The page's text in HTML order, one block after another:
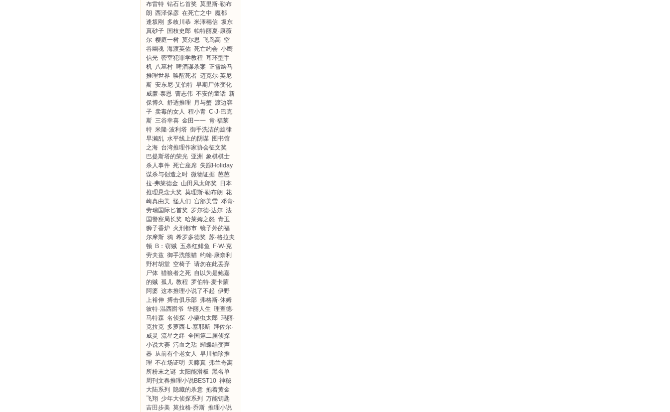
布雷特 钻石匕首奖 莫里斯·勒布
朗 西泽保彦 在死亡之中 魔都
逢坂刚
多岐川恭 米澤穗信 坂东
真砂子 国枝史郎 帕特丽夏·康薇
尔 樱庭一树 莫尔思 飞鸟高 空
谷幽魂 海渡英佑 死亡约会 小鹰
信光 密室犯罪学教程 耳环型手
机 八墓村 啤酒谋杀案 正雪绘马
推理世界 唤醒死者 迈克尔·英尼
斯 安东尼·艾伯特 早期尸体变化
威廉·泰恩 曹志伟 不安的童话 新
保博久 舒适推理 月与蟹 渡边容
子 卖毒的女人 程小青 C·J·巴克
斯 三谷幸喜 金田一一 肯·福莱
特 米隆·波利塔 御手洗洁的旋律
早濑乱 水平线上的阴谋 图书馆
之海 台湾推理作家协会征文奖
巴提斯塔的荣光 亚洲 象棋棋士
杀人事件 死亡座席 失踪Holiday
谋杀与创造之时 微物证据 芭芭
拉·弗莱德金 山田风太郎奖
日本
推理悬念大奖 莫理斯·勒布朗 花
崎真由美 怪人们 宫部美雪 邓肯·
劳瑞国际匕首奖 罗尔德·达尔 法
国警察局长奖 哈莱姆之怒 青玉
狮子香炉 火刑都市 镜子外的福
尔摩斯 鸦 希罗多德奖 苏·格拉夫
顿 B：窃贼 五条红鲱鱼
F·W·克
劳夫兹 御手洗熊猫 约翰·康奈利
野村胡堂 空椅子 请勿在此丢弃
尸体 猎狼者之死 自以为是鲍嘉
的贼 孤儿 教程 罗伯特·麦卡蒙
阿婆 这本推理小说了不起 伊野
上裕伸 搏击俱乐部 弗格斯·休姆
彼特·温西爵爷 华丽人生 理查德·
马特森 名侦探 小栗虫太郎 玛丽·
克拉克 多萝西·L·塞耶斯 拜佐尔·
威灵 流星之绊 全国第二届侦探
小说大赛 污血之玷 蝴蝶结变声
器 从前有个老女人 早川袖珍推
理 不在场证明 天藤真 弗兰奇寓
所粉末之谜 太阳能滑板 黑名单
周刊文春推理小说BEST10 神秘
大陆系列
隐藏的杀意 抱着黄金
飞翔 少年大侦探系列
万能钥匙
吉田步美 莫拉格·乔斯 推理小说